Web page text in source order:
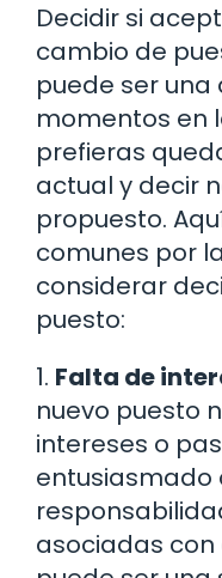
Decidir si
cambio de
puede ser una
momentos en
prefieras
actual y decir
propuesto.
comunes por
considerar
puesto:
1. Falta de
nuevo puesto
intereses o
entusiasmado
asociadas con